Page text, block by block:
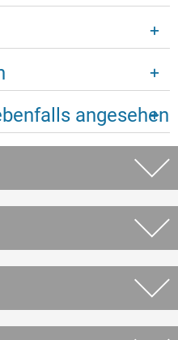
angesehen